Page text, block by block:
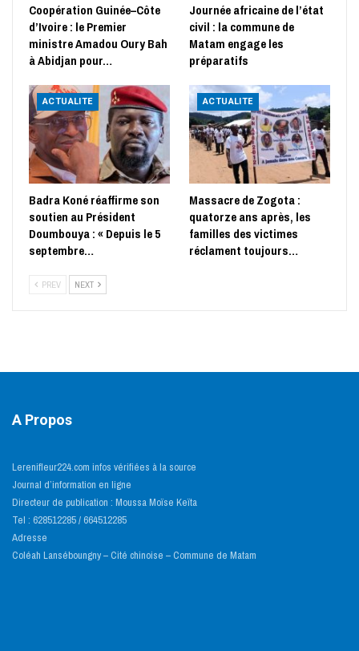
Coopération Guinée–Côte
d’Ivoire : le Premier
ministre Amadou Oury Bah
à Abidjan pour…
Journée africaine de l’état
civil : la commune de
Matam engage les
préparatifs
ACTUALITE
Badra Koné réaffirme son
soutien au Président
Doumbouya : « Depuis le 5
septembre…
ACTUALITE
Massacre de Zogota :
quatorze ans après, les
familles des victimes
réclament toujours…
PREV NEXT
A Propos
Lerenifleur224.com infos vérifiées à la source
Journal d’information en ligne
Directeur de publication : Moussa Moïse Keïta
Tel : 628512285 / 664512285
Adresse
Coléah Lanséboungny – Cité chinoise – Commune de Matam